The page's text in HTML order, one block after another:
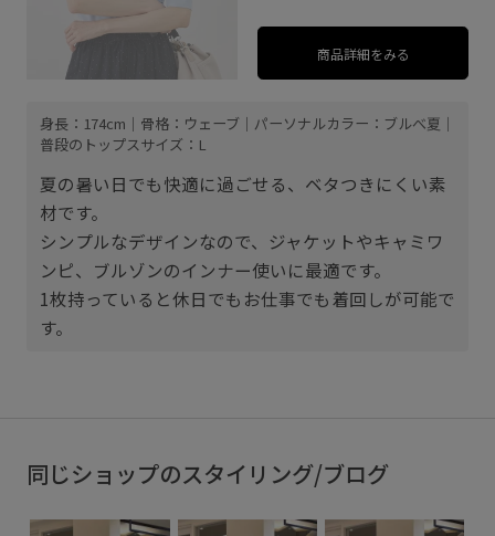
商品詳細をみる
身長：174cm｜骨格：ウェーブ｜パーソナルカラー：ブルべ夏｜
普段のトップスサイズ：L
夏の暑い日でも快適に過ごせる、ベタつきにくい素
材です。
シンプルなデザインなので、ジャケットやキャミワ
ンピ、ブルゾンのインナー使いに最適です。
1枚持っていると休日でもお仕事でも着回しが可能で
す。
同じショップのスタイリング/ブログ